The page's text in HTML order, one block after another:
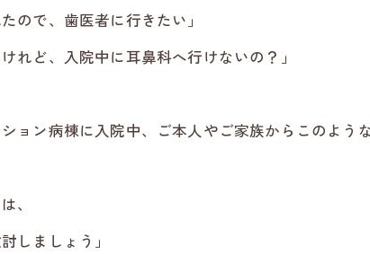
ので、歯医者に行きたい」
れど、入院中に耳鼻科へ行けないの？」
ョン病棟に入院中、ご本人やご家族からこのよう
、
しましょう」